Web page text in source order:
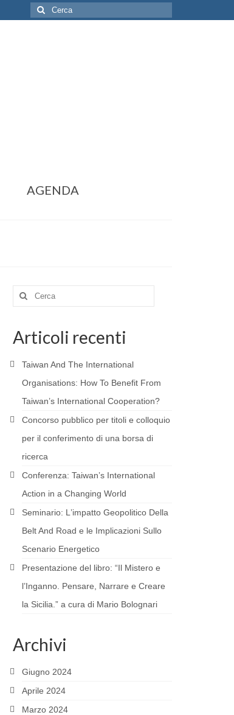
Cerca:
AGENDA
Cerca:
Articoli recenti
Taiwan And The International
Organisations: How To Benefit From
Taiwan’s International Cooperation?
Concorso pubblico per titoli e colloquio
per il conferimento di una borsa di
ricerca
Conferenza: Taiwanʼs International
Action in a Changing World
Seminario: Lʼimpatto Geopolitico Della
Belt And Road e le Implicazioni Sullo
Scenario Energetico
Presentazione del libro: “Il Mistero e
l’Inganno. Pensare, Narrare e Creare
la Sicilia.” a cura di Mario Bolognari
Archivi
Giugno 2024
Aprile 2024
Marzo 2024